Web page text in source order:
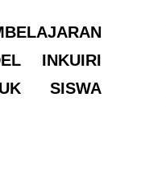
INKUIRI
SISWA